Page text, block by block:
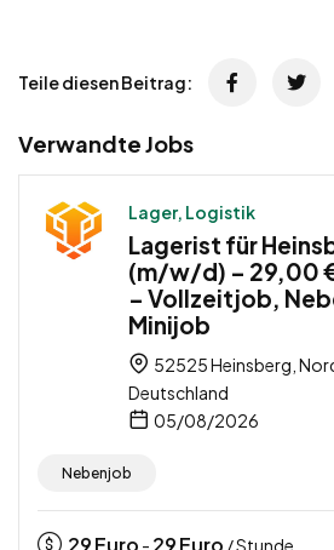
Teile diesen Beitrag:
Verwandte Jobs
Lager, Logistik
Lagerist für
(m/w/d) – 29,00
– Vollzeitjob,
Minijob
52525 Heinsberg,
Deutschland
05/08/2026
Nebenjob
29Euro - 29Euro / Stunde